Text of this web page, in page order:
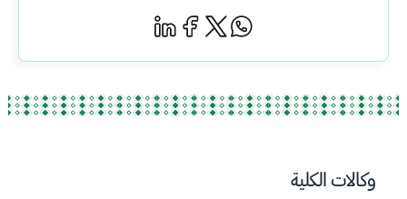
وكالات الكلية